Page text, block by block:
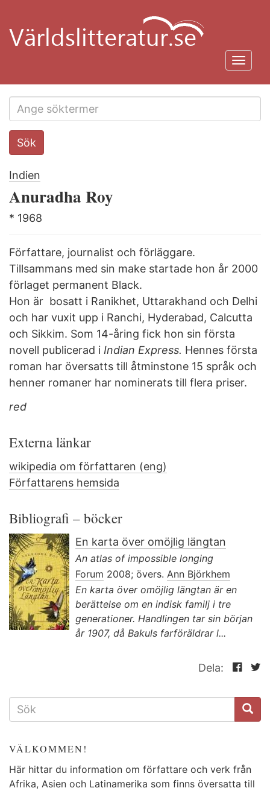
huvudinnehåll
Search
this
Sök
Indien
Anuradha Roy
* 1968
Författare, journalist och förläggare.
Tillsammans med sin make startade hon år 2000
förlaget permanent Black.
Hon är bosatt i Ranikhet, Uttarakhand och Delhi
och har vuxit upp i Ranchi, Hyderabad, Calcutta
och Sikkim. Som 14-åring fick hon sin första
novell publicerad i Indian Express. Hennes första
roman har översatts till åtminstone 15 språk och
henner romaner har nominerats till flera priser.
red
Externa länkar
wikipedia om författaren (eng)
Författarens hemsida
Bibliografi – böcker
En karta över omöjlig längtan
An atlas of impossible longing
Forum 2008; övers. Ann Björkhem
En karta över omöjlig längtan är en
berättelse om en indisk familj i tre
generationer. Handlingen tar sin början
år 1907, då Bakuls farföräldrar l...
Dela:
SÖKFORMULÄR
VÄLKOMMEN!
Här hittar du information om författare och verk från
Afrika, Asien och Latinamerika som finns översatta till